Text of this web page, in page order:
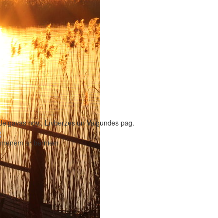
nov., Līvbērzes un Valgundes pag.
ar bērniem